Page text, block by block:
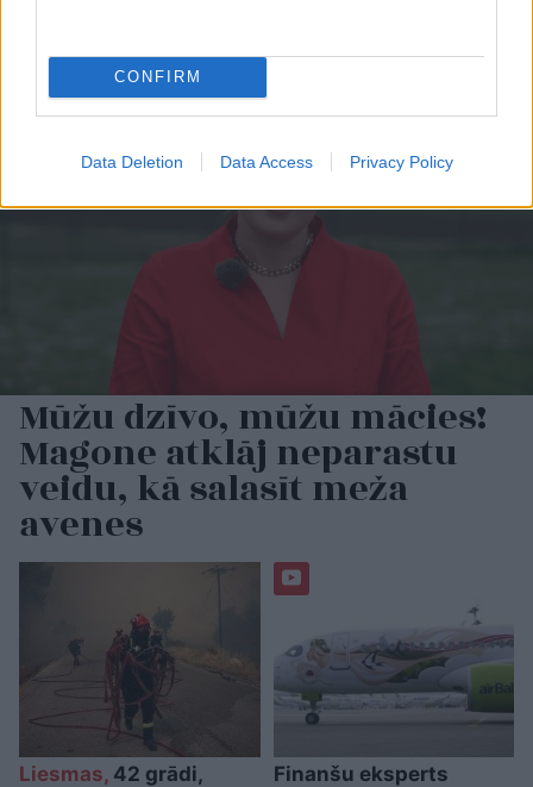
CONFIRM
Data Deletion Data Access Privacy Policy
Mūžu dzīvo, mūžu mācies!
Magone atklāj neparastu
veidu, kā salasīt meža
avenes
Liesmas, 42 grādi,
Finanšu eksperts